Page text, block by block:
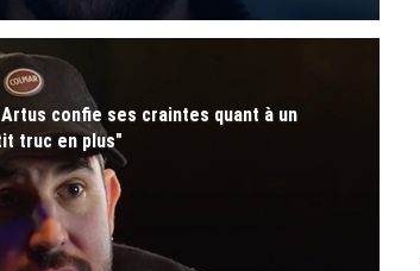
confie ses craintes quant à un
truc en plus"